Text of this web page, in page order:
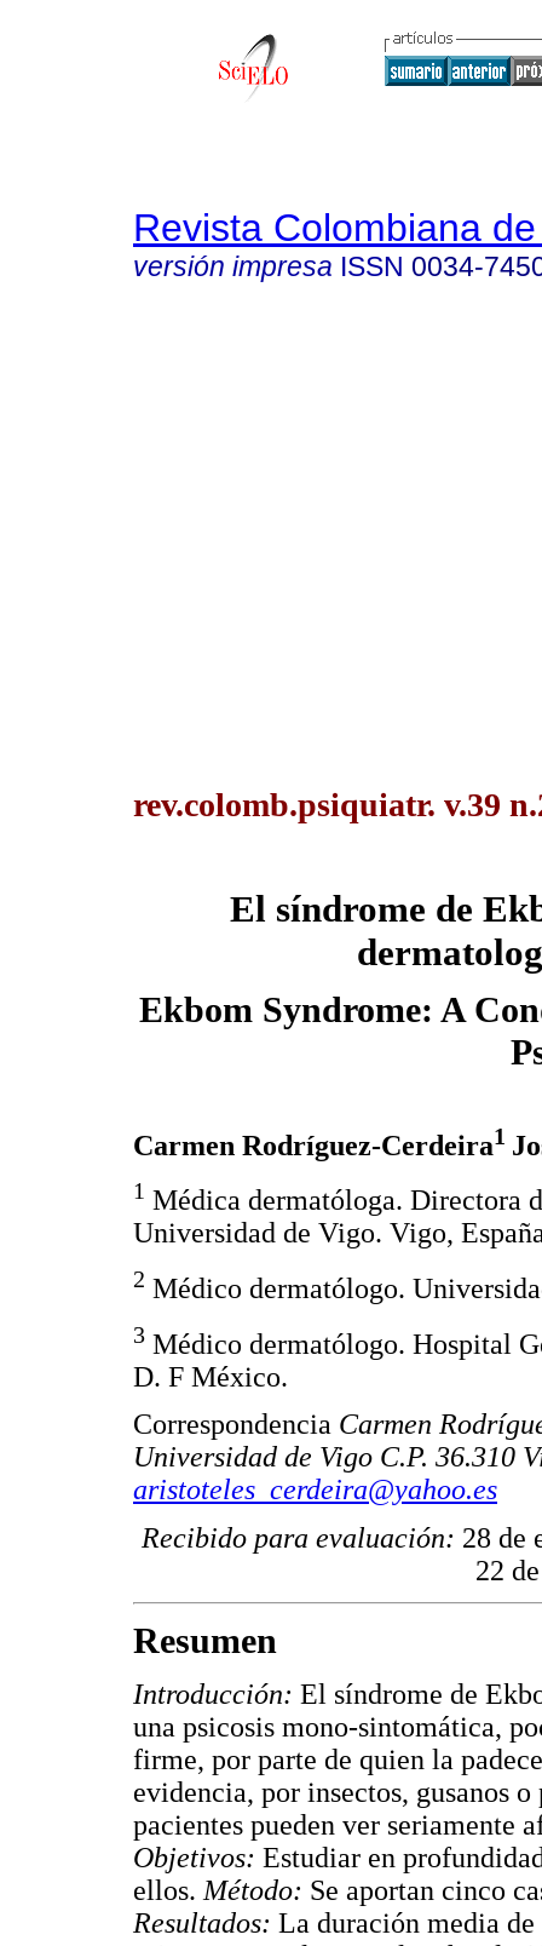
Revista Colombiana
versión impresa ISSN 0034-
rev.colomb.psiquiatr. v.39
El síndrome de
Ekbom Syndrome: A
Carmen Rodríguez-Cerdeira1
1 Médica dermatóloga. Directora
Universidad de Vigo. Vigo,
2 Médico dermatólogo.
3 Médico dermatólogo. Hospital
D. F México.
Correspondencia Carmen
Universidad de Vigo C.P. 36.310
aristoteles_cerdeira@yahoo.es
Recibido para evaluación: 28 de
22
Resumen
Introducción: El síndrome de
una psicosis mono-sintomática,
firme, por parte de quien la
evidencia, por insectos, gusanos
pacientes pueden ver seriamente
Objetivos: Estudiar en
ellos. Método: Se aportan cinco
Resultados: La duración media